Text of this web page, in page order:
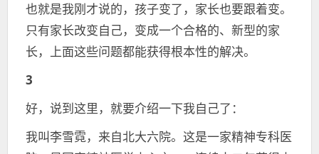
也就是我刚才说的，孩子变了，家长也要跟着变。
只有家长改变自己，变成一个合格的、新型的家
长，上面这些问题都能获得根本性的解决。
3
好，说到这里，就要介绍一下我自己了：
我叫李雪霓，来自北大六院。这是一家精神专科医